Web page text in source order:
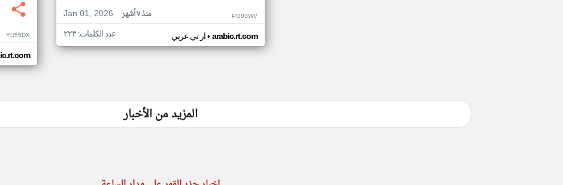
Jan 01, 2026
منذ ٧ أشهر PG03WV
ار تي عربي• arabic.rt.com عدد الكلمات: ٢٢٣ YU55DX
المزيد من الأخبار